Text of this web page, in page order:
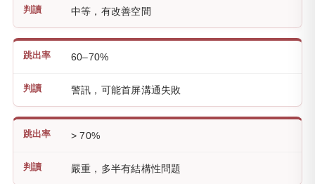
中等，有改善空間
60–70%
警訊，可能首屏溝通失敗
> 70%
嚴重，多半有結構性問題